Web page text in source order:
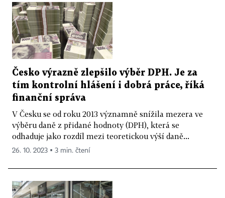
Česko výrazně zlepšilo výběr DPH. Je za
tím kontrolní hlášení i dobrá práce, říká
finanční správa
V Česku se od roku 2013 významně snížila mezera ve
výběru daně z přidané hodnoty (DPH), která se
odhaduje jako rozdíl mezi teoretickou výší daně...
26. 10. 2023 ▪ 3 min. čtení